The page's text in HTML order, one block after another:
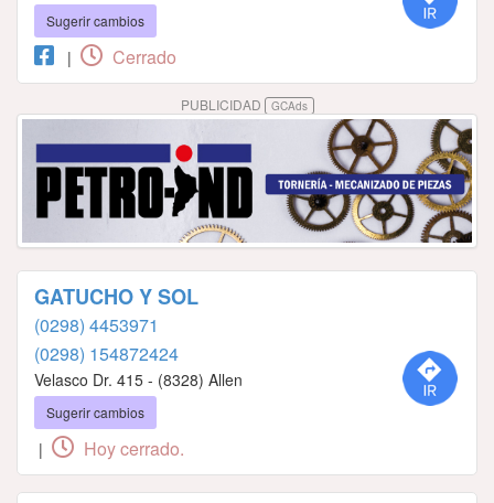
Sugerir cambios
| Cerrado
PUBLICIDAD GCAds
GATUCHO Y SOL
(0298) 4453971
(0298) 154872424
Velasco Dr. 415 - (8328) Allen
Sugerir cambios
| Hoy cerrado.